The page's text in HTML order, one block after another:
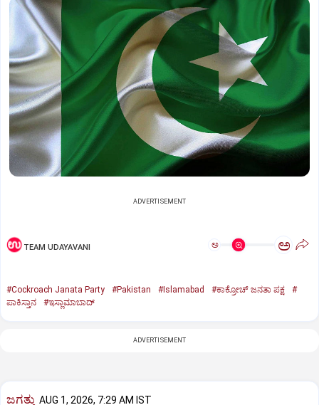
ADVERTISEMENT
TEAM UDAYAVANI ಅ ಅ
#Cockroach Janata Party #Pakistan #Islamabad #ಕಾಕ್ರೋಚ್‌ ಜನತಾ ಪಕ್ಷ
#
ಪಾಕಿಸ್ತಾನ
#ಇಸ್ಲಾಮಾಬಾದ್‌
ADVERTISEMENT
ಜಗತ್ತು AUG 1, 2026, 7:29 AM IST